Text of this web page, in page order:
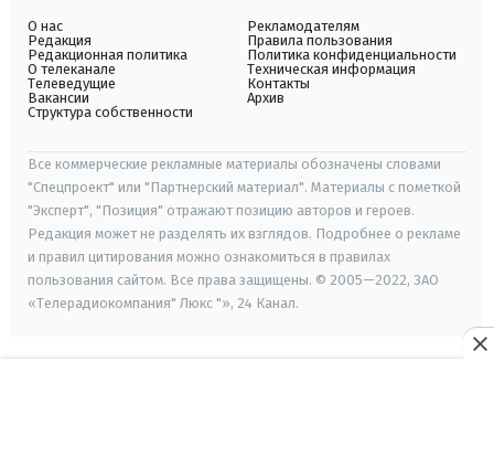
О нас
Редакция
Редакционная политика
О телеканале
Телеведущие
Вакансии
Структура собственности
Рекламодателям
Правила пользования
Политика конфиденциальности
Техническая информация
Контакты
Архив
Все коммерческие рекламные материалы обозначены словами
"Спецпроект" или "Партнерский материал". Материалы с пометкой
"Эксперт", "Позиция" отражают позицию авторов и героев.
Редакция может не разделять их взглядов. Подробнее о рекламе
и правил цитирования можно ознакомиться в правилах
пользования сайтом. Все права защищены. © 2005—2022, ЗАО
«Телерадиокомпания" Люкс "», 24 Канал.